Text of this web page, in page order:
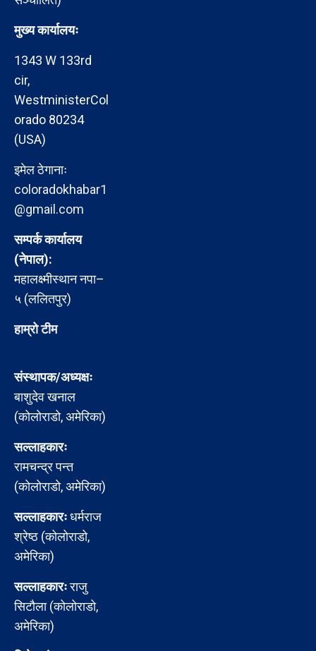
मुख्य कार्यालयः
1343 W 133rd
cir,
WestministerCol
orado 80234
(USA)
इमेल ठेगानाः
coloradokhabar1
@gmail.com
सम्पर्क कार्यालय
(नेपाल):
महालक्ष्मीस्थान नपा–
५ (ललितपुर)
हाम्रो टीम
संस्थापक/अध्यक्षः
बाशुदेव खनाल
(कोलोराडो, अमेरिका)
सल्लाहकारः
रामचन्द्र पन्त
(कोलोराडो, अमेरिका)
सल्लाहकारःधर्मराज
श्रेष्ठ (कोलोराडो,
अमेरिका)
सल्लाहकारःराजु
सिटौला (कोलोराडो,
अमेरिका)